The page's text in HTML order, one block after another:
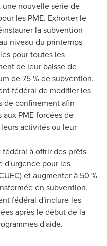
nouvelle série de
les PME. Exhorter le
la subvention
niveau du printemps
pour toutes les
de leur baisse de
de 75 % de subvention.
fédéral de modifier les
de confinement afin
PME forcées de
activités ou leur
à offrir des prêts
d'urgence pour les
et augmenter à 50 %
en subvention.
fédéral d'inclure les
après le début de la
d'aide.